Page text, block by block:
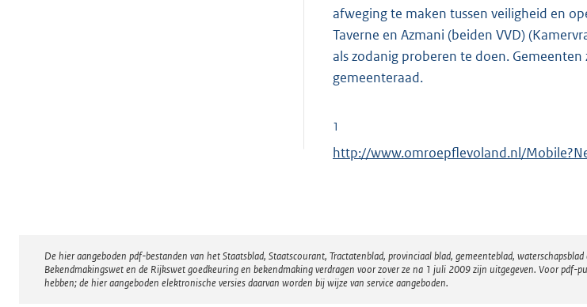
afweging te maken tussen veiligheid en
Taverne en Azmani (beiden VVD)
als zodanig proberen te doen.
gemeenteraad.
1
E
n
e
http://www.omroepflevoland.nl/
Disclaimer
De hier aangeboden pdf-bestanden van het Staatsblad, Staatscourant, Tractatenblad, provinciaal blad, gemeenteblad,
Bekendmakingswet en de Rijkswet goedkeuring en bekendmaking verdragen voor zover ze na 1 juli 2009 zijn uitgegeven. Voor
hebben; de hier aangeboden elektronische versies daarvan worden bij wijze van service aangeboden.